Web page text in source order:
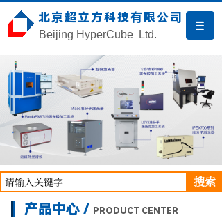
北京超立方科技有限公司
Beijing HyperCube Ltd.
搜索
产品中心 / PRODUCT CENTER